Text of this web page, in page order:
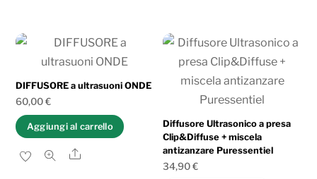
DIFFUSORE a ultrasuoni ONDE
60,00€
Aggiungi al carrello
Share
Diffusore Ultrasonico a presa
Clip&Diffuse + miscela
antizanzare Puressentiel
34,90€